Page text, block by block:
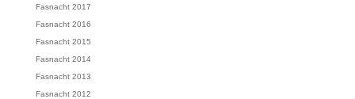
Fasnacht 2017
Fasnacht 2016
Fasnacht 2015
Fasnacht 2014
Fasnacht 2013
Fasnacht 2012